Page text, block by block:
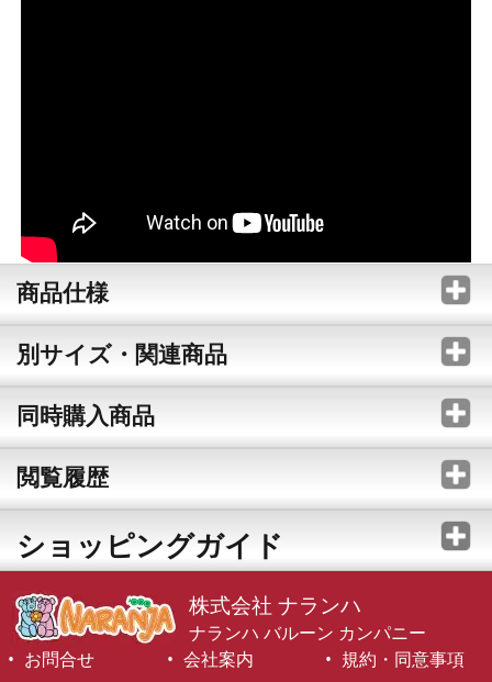
商品仕様
別サイズ・関連商品
同時購入商品
閲覧履歴
ショッピングガイド
株式会社 ナランハ
ナランハ バルーン カンパニー
お問合せ
会社案内 規約・同意事項